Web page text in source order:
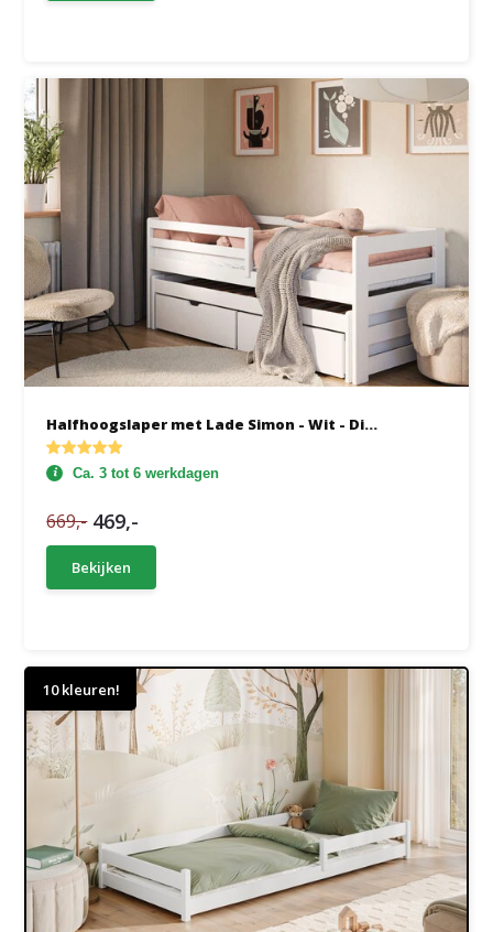
Halfhoogslaper met Lade Simon - Wit - Di...
Ca. 3 tot 6 werkdagen
669,- 469,-
Bekijken
10 kleuren!